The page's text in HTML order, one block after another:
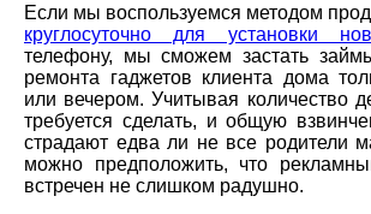
Если мы воспользуемся методом
круглосуточно для установки
телефону, мы сможем застать
ремонта гаджетов клиента дома
или вечером. Учитывая количество
требуется сделать, и общую
страдают едва ли не все родители
можно предположить, что
встречен не слишком радушно.